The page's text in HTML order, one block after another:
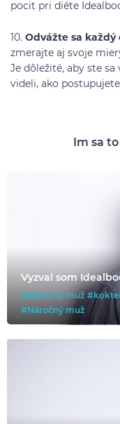
pocit pri diéte
10. Odvážte sa každý
zmerajte aj svoje
Je dôležité, aby ste
videli, ako
Im sa
Vyzval som
#Náročný muž
#Náročný muž